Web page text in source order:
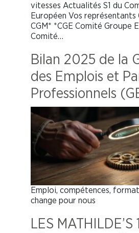
vitesses Actualités S1 du
Européen Vos représentants
CGM* *CGE Comité Groupe
Comité…
Bilan 2025 de la
des Emplois et
Professionnels
Emploi, compétences,
change pour nous
LES MATHILDE’S